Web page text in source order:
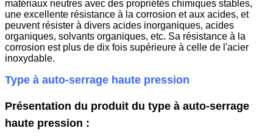
matériaux neutres avec des propriétés chimiques stables,
une excellente résistance à la corrosion et aux acides, et
peuvent résister à divers acides inorganiques, acides
organiques, solvants organiques, etc. Sa résistance à la
corrosion est plus de dix fois supérieure à celle de l'acier
inoxydable.
Type à auto-serrage haute pression
Présentation du produit du type à auto-serrage
haute pression :